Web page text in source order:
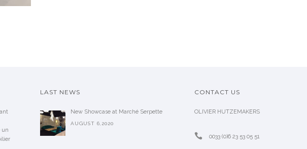
un
LAST NEWS
New Showcase at Marché Serpette
AUGUST 6,2020
CONTACT US
OLIVIER HUTZEMAKERS
0033 (0)6 23 53 05 51